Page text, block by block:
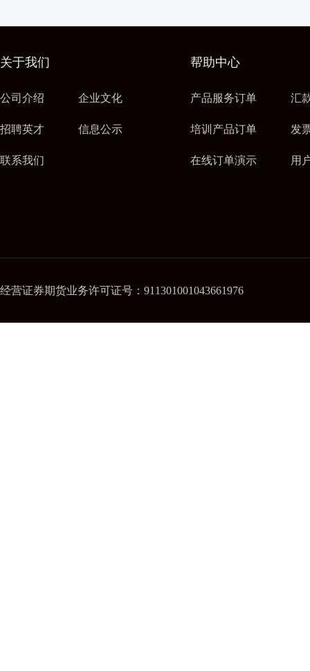
关于我们
公司介绍 企业文化
招聘英才 信息公示
联系我们
帮助中心
产品服务订单 汇
培训产品订单 发
在线订单演示 用
经营证券期货业务许可证号：911301001043661976